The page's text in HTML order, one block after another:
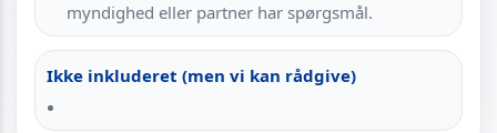
myndighed eller partner har spørgsmål.
Ikke inkluderet (men vi kan rådgive)